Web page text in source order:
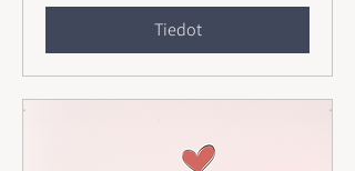
Tiedot